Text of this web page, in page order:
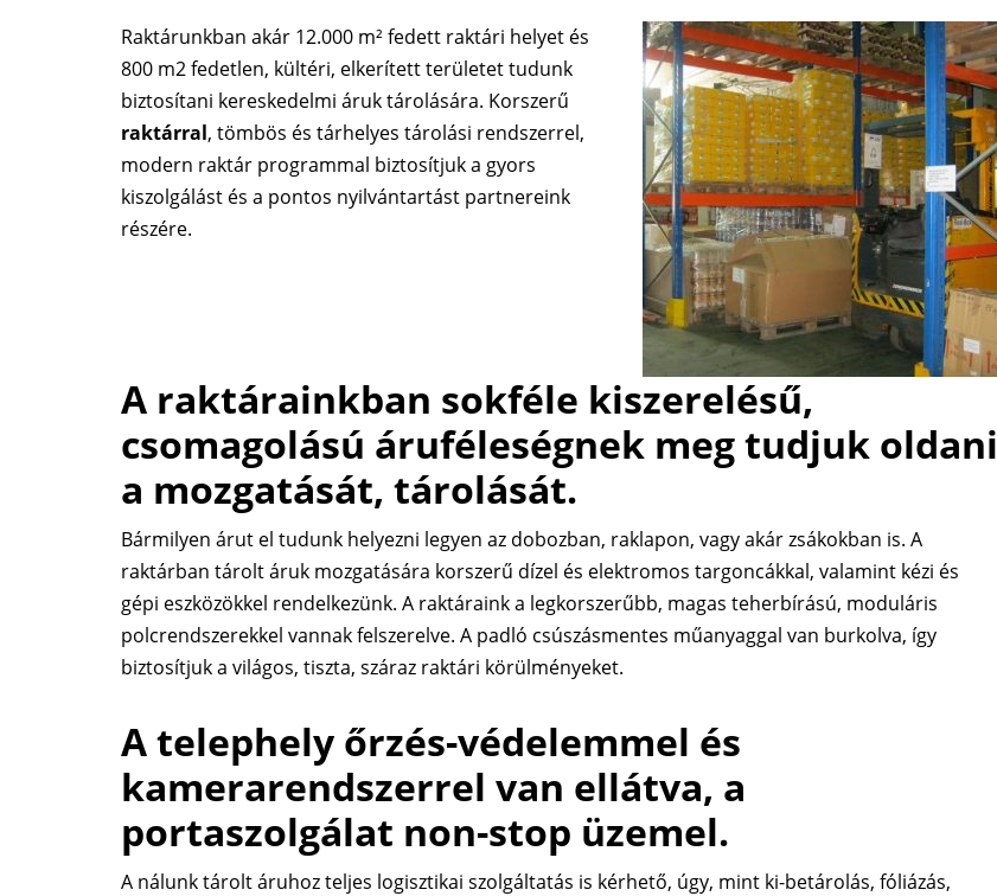
Raktárunkban akár 12.000 m² fedett raktári helyet és
800 m2 fedetlen, kültéri, elkerített területet tudunk
biztosítani kereskedelmi áruk tárolására. Korszerű
raktárral, tömbös és tárhelyes tárolási rendszerrel,
modern raktár programmal biztosítjuk a gyors
kiszolgálást és a pontos nyilvántartást partnereink
részére.
A raktárainkban sokféle kiszerelésű,
csomagolású áruféleségnek meg tudjuk oldani
a mozgatását, tárolását.
Bármilyen árut el tudunk helyezni legyen az dobozban, raklapon, vagy akár zsákokban is. A
raktárban tárolt áruk mozgatására korszerű dízel és elektromos targoncákkal, valamint kézi és
gépi eszközökkel rendelkezünk. A raktáraink a legkorszerűbb, magas teherbírású, moduláris
polcrendszerekkel vannak felszerelve. A padló csúszásmentes műanyaggal van burkolva, így
biztosítjuk a világos, tiszta, száraz raktári körülményeket.
A telephely őrzés-védelemmel és
kamerarendszerrel van ellátva, a
portaszolgálat non-stop üzemel.
A nálunk tárolt áruhoz teljes logisztikai szolgáltatás is kérhető, úgy, mint ki-betárolás, fóliázás,